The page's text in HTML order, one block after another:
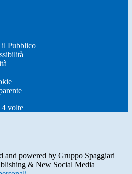
Pubblico
volte
and powered by Gruppo Spaggiari
& New Social Media